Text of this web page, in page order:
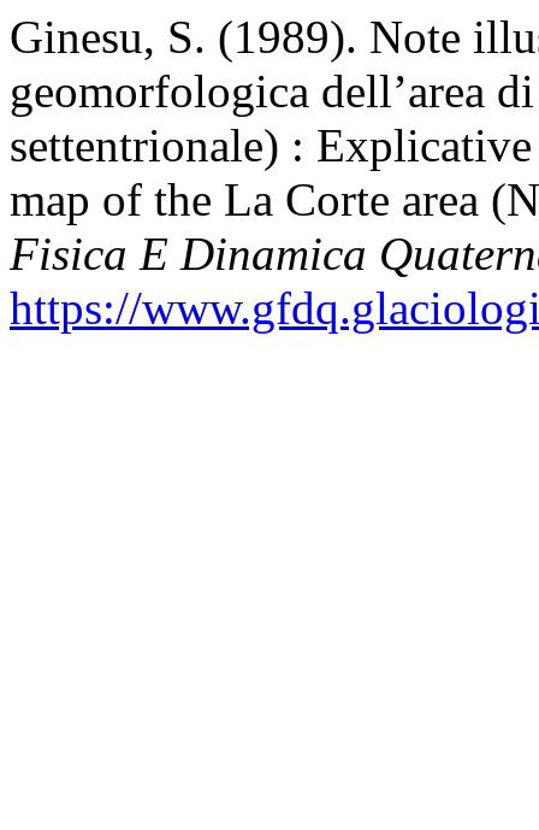
Ginesu, S. (1989). Note
geomorfologica dell’area
settentrionale) :
map of the La Corte area
Fisica E Dinamica
https://